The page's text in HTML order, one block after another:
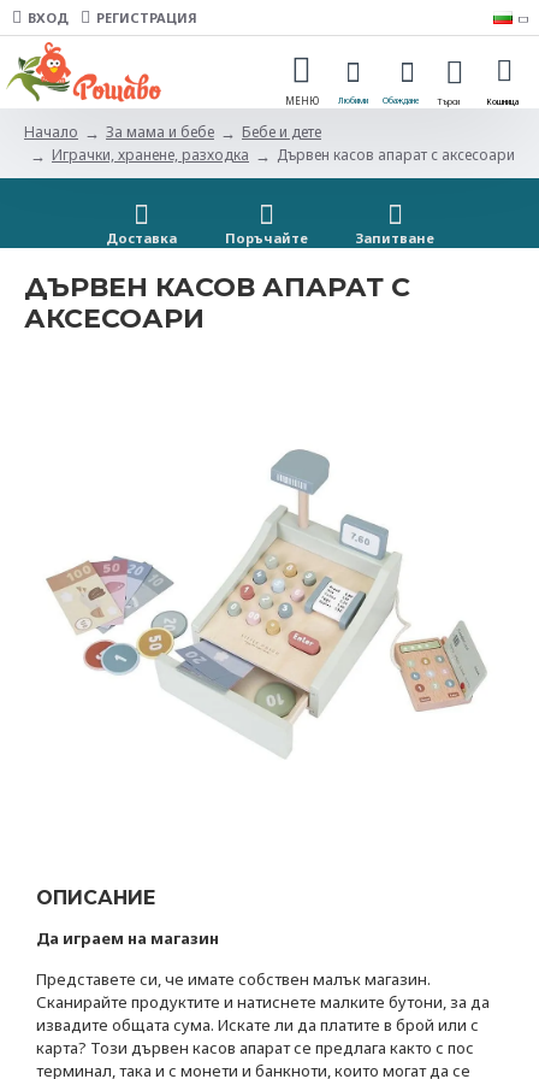
ВХОД РЕГИСТРАЦИЯ
Начало За мама и бебе
Бебе и дете
Играчки, хранене, разходка
Дървен касов апарат с аксесоари
Доставка Поръчайте Запитванe
ДЪРВЕН КАСОВ АПАРАТ С
АКСЕСОАРИ
ОПИСАНИЕ
Да играем на магазин
Представете си, че имате собствен малък магазин.
Сканирайте продуктите и натиснете малките бутони, за да
извадите общата сума. Искате ли да платите в брой или с
карта? Този дървен касов апарат се предлага както с пос
терминал, така и с монети и банкноти, които могат да се